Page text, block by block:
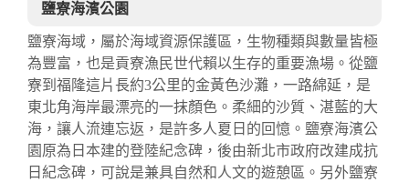
鹽寮海濱公園
鹽寮海域，屬於海域資源保護區，生物種類與數量皆極
為豐富，也是貢寮漁民世代賴以生存的重要漁場。從鹽
寮到福隆這片長約3公里的金黃色沙灘，一路綿延，是
東北角海岸最漂亮的一抹顏色。柔細的沙質、湛藍的大
海，讓人流連忘返，是許多人夏日的回憶。鹽寮海濱公
園原為日本建的登陸紀念碑，後由新北市政府改建成抗
日紀念碑，可說是兼具自然和人文的遊憩區。另外鹽寮